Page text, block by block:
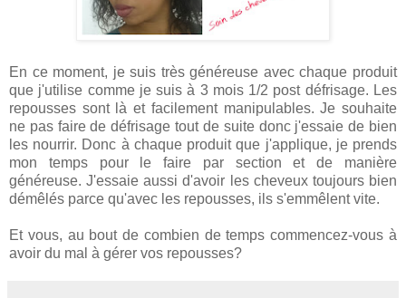
En ce moment, je suis très généreuse avec chaque produit
que j'utilise comme je suis à 3 mois 1/2 post défrisage. Les
repousses sont là et facilement manipulables. Je souhaite
ne pas faire de défrisage tout de suite donc j'essaie de bien
les nourrir. Donc à chaque produit que j'applique, je prends
mon temps pour le faire par section et de manière
généreuse. J'essaie aussi d'avoir les cheveux toujours bien
démêlés parce qu'avec les repousses, ils s'emmêlent vite.
Et vous, au bout de combien de temps commencez-vous à
avoir du mal à gérer vos repousses?